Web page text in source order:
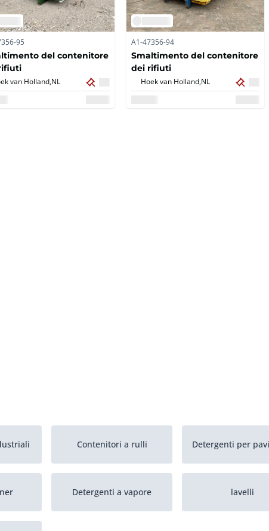
95
del contenitore
van Holland, NL
A1-47356-94
Smaltimento del contenitore
dei rifiuti
Hoek van Holland, NL
Contenitori a rulli Detergenti per
Detergenti a vapore lavelli